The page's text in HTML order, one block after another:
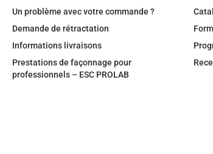
Un problème avec votre commande ?
Demande de rétractation
Informations livraisons
Prestations de façonnage pour
professionnels – ESC PROLAB